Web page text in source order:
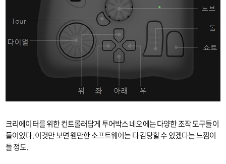
크리에이터를 위한 컨트롤러답게 투어박스 네오에는 다양한 조작 도구들이
들어있다. 이것만 보면 웬만한 소프트웨어는 다 감당할 수 있겠다는 느낌이
들 정도.